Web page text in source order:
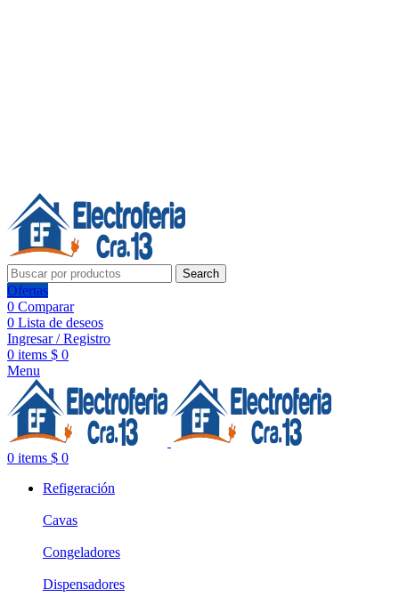
Search
Ofertas
0 Comparar
0 Lista de deseos
Ingresar / Registro
0 items $ 0
Menu
0 items $ 0
Refigeración
Cavas
Congeladores
Dispensadores